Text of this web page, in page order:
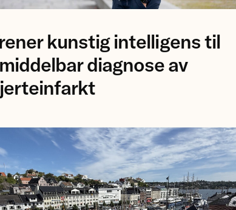
kunstig intelligens til
diagnose av